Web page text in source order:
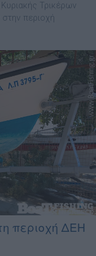
Τρικέρων
περιοχή
περιοχή ΔΕΗ